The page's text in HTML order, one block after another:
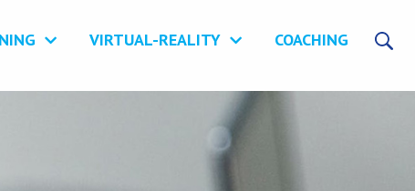
VIRTUAL-REALITY COACHING